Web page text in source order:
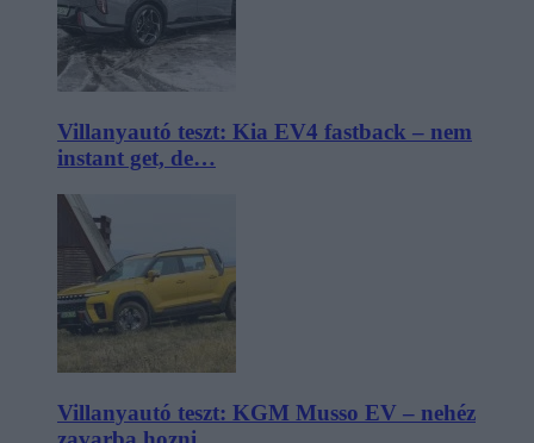
Villanyautó teszt: Kia EV4 fastback – nem
instant get, de…
Villanyautó teszt: KGM Musso EV – nehéz